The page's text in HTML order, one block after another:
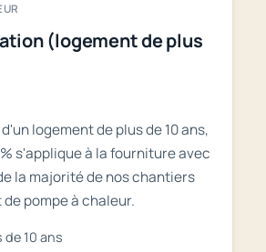
(logement de plus
logement de plus de 10 ans,
s'applique à la fourniture avec
la majorité de nos chantiers
pompe à chaleur.
10 ans